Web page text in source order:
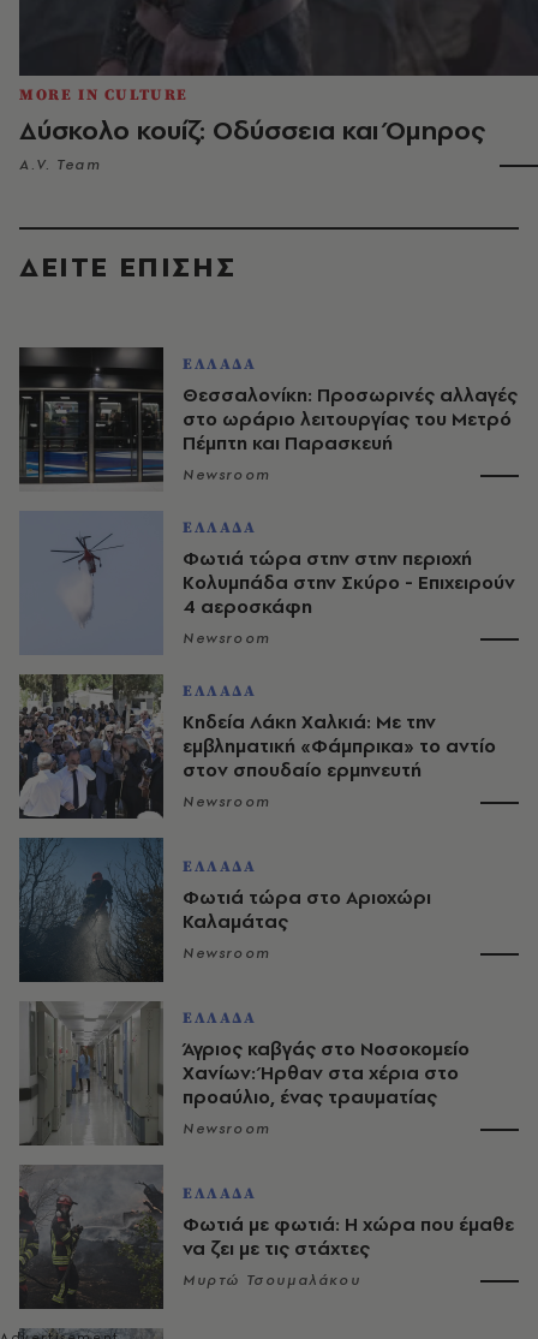
MORE IN CULTURE
Δύσκολο κουίζ: Οδύσσεια και Όμηρος
A.V. Team
ΔΕΙΤΕ ΕΠΙΣΗΣ
ΕΛΛΑΔΑ
Θεσσαλονίκη: Προσωρινές αλλαγές
στο ωράριο λειτουργίας του Μετρό
Πέμπτη και Παρασκευή
Newsroom
ΕΛΛΑΔΑ
Φωτιά τώρα στην στην περιοχή
Κολυμπάδα στην Σκύρο - Επιχειρούν
4 αεροσκάφη
Newsroom
ΕΛΛΑΔΑ
Κηδεία Λάκη Χαλκιά: Με την
εμβληματική «Φάμπρικα» το αντίο
στον σπουδαίο ερμηνευτή
Newsroom
ΕΛΛΑΔΑ
Φωτιά τώρα στο Αριοχώρι
Καλαμάτας
Newsroom
ΕΛΛΑΔΑ
Άγριος καβγάς στο Νοσοκομείο
Χανίων: Ήρθαν στα χέρια στο
προαύλιο, ένας τραυματίας
Newsroom
ΕΛΛΑΔΑ
Φωτιά με φωτιά: Η χώρα που έμαθε
να ζει με τις στάχτες
Μυρτώ Τσουμαλάκου